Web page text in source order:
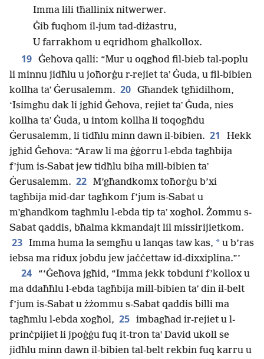
Imma lili tħallinix nitwerwer.
Ġib fuqhom il-jum tad-diżastru,
U farrakhom u eqridhom għalkollox.
19 Ġeħova qalli: “Mur u oqgħod fil-bieb tal-poplu
li minnu jidħlu u joħorġu r-rejiet taʼ Ġuda, u fil-bibien
kollha taʼ Ġerusalemm. 20 Għandek tgħidilhom,
‘Isimgħu dak li jgħid Ġeħova, rejiet taʼ Ġuda, nies
kollha taʼ Ġuda, u intom kollha li toqogħdu
Ġerusalemm, li tidħlu minn dawn il-bibien. 21
Hekk
jgħid Ġeħova: “Araw li ma ġġorru l-ebda tagħbija
f’jum is-Sabat jew tidħlu biha mill-bibien taʼ
Ġerusalemm. 22 M’għandkomx toħorġu b’xi
tagħbija mid-dar tagħkom f’jum is-Sabat u
m’għandkom tagħmlu l-ebda tip taʼ xogħol. Żommu s-
Sabat qaddis, bħalma kkmandajt lil missirijietkom.
23 Imma huma la semgħu u lanqas taw kas, * u b’ras
iebsa ma ridux jobdu jew jaċċettaw id-dixxiplina.”’
24
“‘Ġeħova jgħid, “Imma jekk tobduni f’kollox u
ma ddaħħlu l-ebda tagħbija mill-bibien taʼ din il-belt
f’jum is-Sabat u żżommu s-Sabat qaddis billi ma
tagħmlu l-ebda xogħol, 25 imbagħad ir-rejiet u l-
prinċpijiet li jpoġġu fuq it-tron taʼ David ukoll se
jidħlu minn dawn il-bibien tal-belt rekbin fuq karru u